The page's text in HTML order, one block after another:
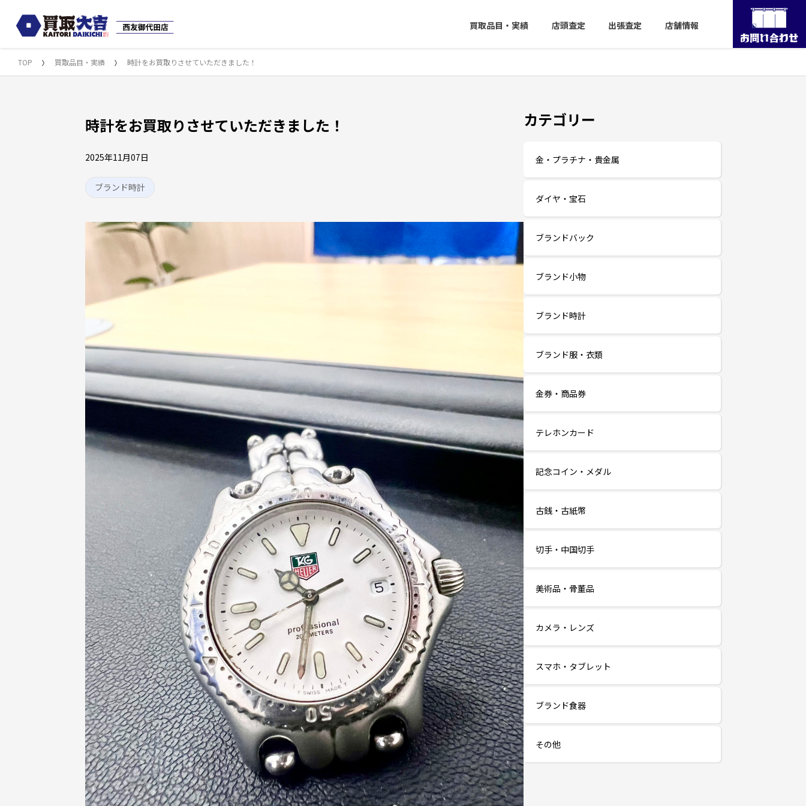
買取品目・実績 店頭査定 出張査定 店舗情報
TOP 買取品目・実績 時計をお買取りさせていただきました！
時計をお買取りさせていただきました！
2025年11月07日
ブランド時計
カテゴリー
金・プラチナ・貴金属
ダイヤ・宝石
ブランドバック
ブランド小物
ブランド時計
ブランド服・衣類
金券・商品券
テレホンカード
記念コイン・メダル
古銭・古紙幣
切手・中国切手
美術品・骨董品
カメラ・レンズ
スマホ・タブレット
ブランド食器
その他